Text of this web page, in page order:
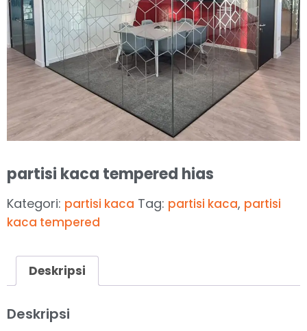
partisi kaca tempered hias
Kategori: partisi kaca Tag: partisi kaca, partisi
kaca tempered
Deskripsi
Deskripsi